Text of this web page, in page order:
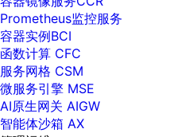
Prometheus监控服务
容器实例BCI
函数计算 CFC
服务网格 CSM
微服务引擎 MSE
AI原生网关 AIGW
智能体沙箱 AX